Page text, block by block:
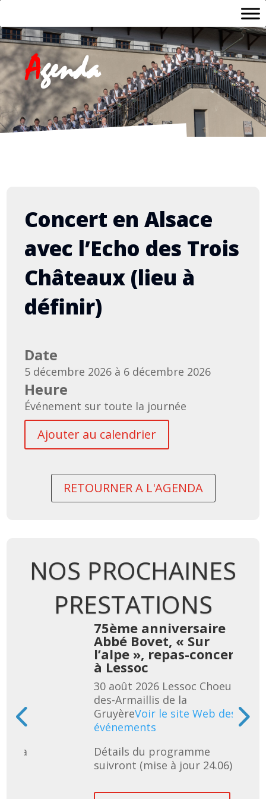
Agenda
Concert en Alsace
avec l’Echo des Trois
Châteaux (lieu à
définir)
Date
5 décembre 2026 à 6 décembre 2026
Heure
Événement sur toute la journée
Ajouter au calendrier
RETOURNER A L'AGENDA
NOS PROCHAINES
PRESTATIONS
75ème anniversaire
Abbé Bovet, « Sur
l’alpe », repas-concert
à Lessoc
30 août 2026 Lessoc Choeur-
des-Armaillis de la
GruyèreVoir le site Web des
événements
Détails du programme
suivront (mise à jour 24.06)